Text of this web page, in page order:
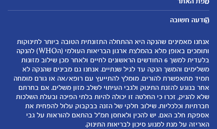
היועצות שלנו
שאלות נפוצות
אודות
لموقع متيرنا باللغة العربية
רכישת מוצרים
המוצרים שלנו
קופונים
אבני דרך
לקראת הריון
0-6 חודשים
6-12 חודשים
12-24 חודשים
נושאים
שמות לתינוקות
התפתחות התינוק
תזונת תינוקות
טיפול בתינוק
הנקה
להיות הורים
הודעה חשובה
אנחנו מאמינים שהנקה היא ההתחלה התזונתית הטובה ביותר לתינוקות
ותומכים באופן מלא בהמלצת ארגון הבריאות העולמי (הWHO) להנקה
בלעדית למשך 6 החודשים הראשונים לחיים ולאחר מכן שילוב מזונות
משלימים והמשך הנקה עד לגיל שנתיים. אנחנו גם מבינים שהנקה לא
תמיד מתאפשרת להורים. מומלץ להתייעץ עם רופא/אה או גורם מומחה
אחר בנוגע להזנת התינוק ולגבי העיתוי לשלב מזון משלים. אם בחרתם
שלא להניק, זכרו כי החלטה זו יכולה להיות בלתי הפיכה ובעלת השלכות
חברתיות וכלכליות. שילוב חלקי של הזנה בבקבוק עלול להפחית את
אספקת חלב האם. יש להכין ולאחסן תמ"ל בהתאם להוראות על גבי
האריזה על מנת למנוע סיכון לבריאות התינוק.